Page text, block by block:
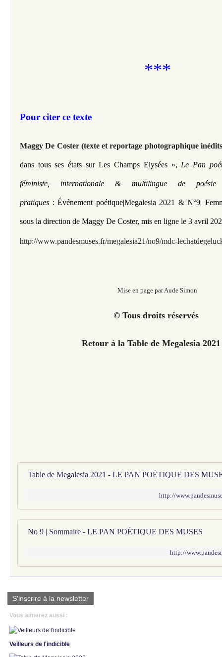
***
Pour citer ce texte
Maggy De Coster (texte et reportage photographique
dans tous ses états sur Les Champs Elysées », Le Pan
féministe, internationale & multilingue de
pratiques : Événement poétique|Megalesia 2021 & N°9|
sous la direction de Maggy De Coster, mis en ligne le 3 avril
http://www.pandesmuses.fr/megalesia21/no9/mdc-
Mise en page par Aude Simon
© Tous droits réservés
Retour à la Table de Megalesia
Table de Megalesia 2021 - LE PAN POÉTIQUE DES
http://
No 9 | Sommaire - LE PAN POÉTIQUE DES MUSES
http://
S'inscrire à la newsletter
Vous aimerez aussi :
Veilleurs de l'indicible